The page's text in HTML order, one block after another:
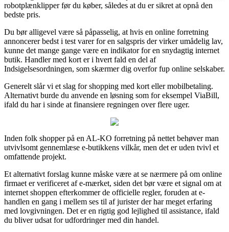
robotplænklipper før du køber, således at du er sikret at opnå den
bedste pris.
Du bør alligevel være så påpasselig, at hvis en online forretning
annoncerer bedst i test varer for en salgspris der virker umådelig lav,
kunne det mange gange være en indikator for en snydagtig internet
butik. Handler med kort er i hvert fald en del af
Indsigelsesordningen, som skærmer dig overfor fup online selskaber.
Generelt slår vi et slag for shopping med kort eller mobilbetaling.
Alternativt burde du anvende en løsning som for eksempel ViaBill,
ifald du har i sinde at finansiere regningen over flere uger.
Inden folk shopper på en AL-KO forretning på nettet behøver man
utvivlsomt gennemlæse e-butikkens vilkår, men det er uden tvivl et
omfattende projekt.
Et alternativt forslag kunne måske være at se nærmere på om online
firmaet er verificeret af e-mærket, siden det bør være et signal om at
internet shoppen efterkommer de officielle regler, foruden at e-
handlen en gang i mellem ses til af jurister der har meget erfaring
med lovgivningen. Det er en rigtig god lejlighed til assistance, ifald
du bliver udsat for udfordringer med din handel.